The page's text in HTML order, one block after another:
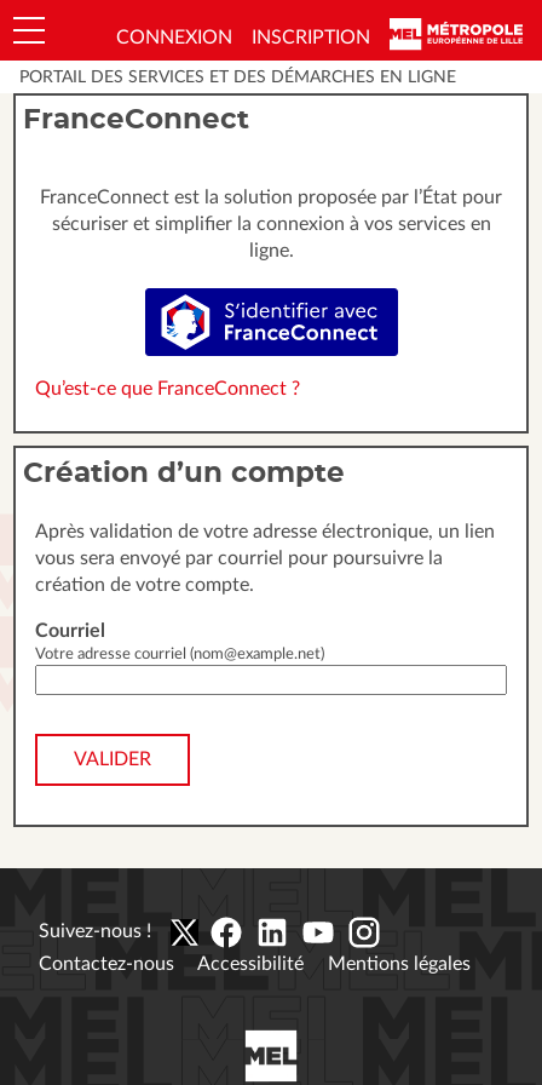
PORTAIL DES SERVICES ET DES DÉMARCHES EN LIGNE
CONNEXION INSCRIPTION
Ouvrir le menu
FranceConnect
FranceConnect est la solution proposée par l’État pour
sécuriser et simplifier la connexion à vos services en
ligne.
S’identifier avec FranceConnect
Qu’est-ce que FranceConnect ?
Création d’un compte
Après validation de votre adresse électronique, un lien
vous sera envoyé par courriel pour poursuivre la
création de votre compte.
Courriel
Votre adresse courriel (nom@example.net)
VALIDER
Suivez-nous !
Contactez-nous
Accessibilité Mentions légales